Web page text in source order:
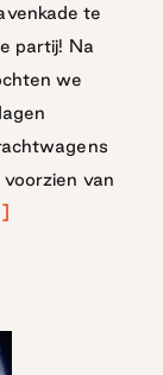
te
partij! Na
we
van